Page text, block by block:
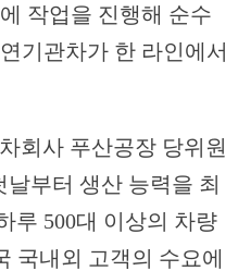
작업을 진행해 순수
기관차가 한 라인에서
회사 푸산공장 당위원
부터 생산 능력을 최
루 500대 이상의 차량
국내외 고객의 수요에